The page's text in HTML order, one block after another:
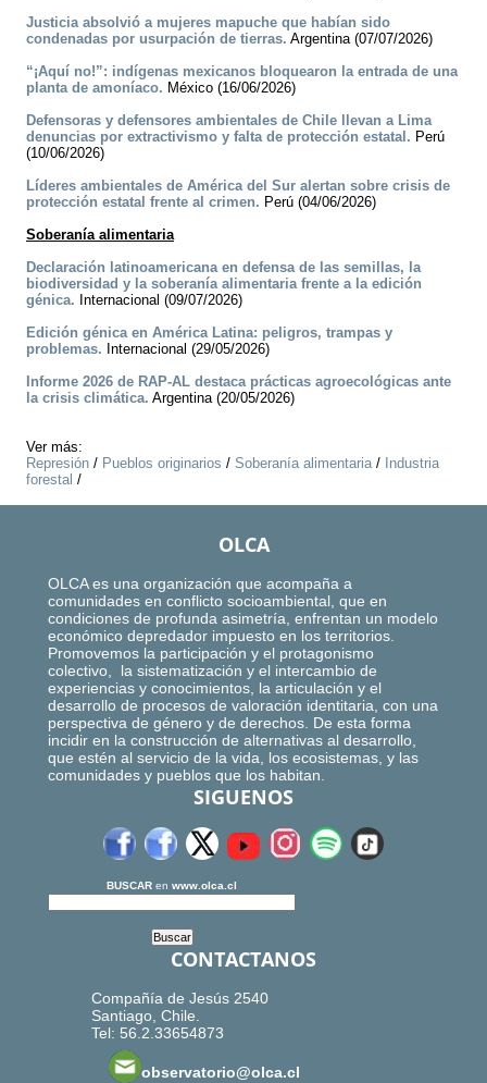
Justicia absolvió a mujeres mapuche que habían sido
condenadas por usurpación de tierras. Argentina (07/07/2026)
“¡Aquí no!”: indígenas mexicanos bloquearon la entrada de una
planta de amoníaco. México (16/06/2026)
Defensoras y defensores ambientales de Chile llevan a Lima
denuncias por extractivismo y falta de protección estatal. Perú
(10/06/2026)
Líderes ambientales de América del Sur alertan sobre crisis de
protección estatal frente al crimen. Perú (04/06/2026)
Soberanía alimentaria
Declaración latinoamericana en defensa de las semillas, la
biodiversidad y la soberanía alimentaria frente a la edición
génica. Internacional (09/07/2026)
Edición génica en América Latina: peligros, trampas y
problemas. Internacional (29/05/2026)
Informe 2026 de RAP-AL destaca prácticas agroecológicas ante
la crisis climática. Argentina (20/05/2026)
Ver más:
Represión / Pueblos originarios / Soberanía alimentaria/ Industria
forestal /
OLCA
OLCA es una organización que acompaña a
comunidades en conflicto socioambiental, que en
condiciones de profunda asimetría, enfrentan un modelo
económico depredador impuesto en los territorios.
Promovemos la participación y el protagonismo
colectivo, la sistematización y el intercambio de
experiencias y conocimientos, la articulación y el
desarrollo de procesos de valoración identitaria, con una
perspectiva de género y de derechos. De esta forma
incidir en la construcción de alternativas al desarrollo,
que estén al servicio de la vida, los ecosistemas, y las
comunidades y pueblos que los habitan.
SIGUENOS
BUSCAR en www.olca.cl
CONTACTANOS
Compañía de Jesús 2540
Santiago, Chile.
Tel: 56.2.33654873
observatorio@olca.cl